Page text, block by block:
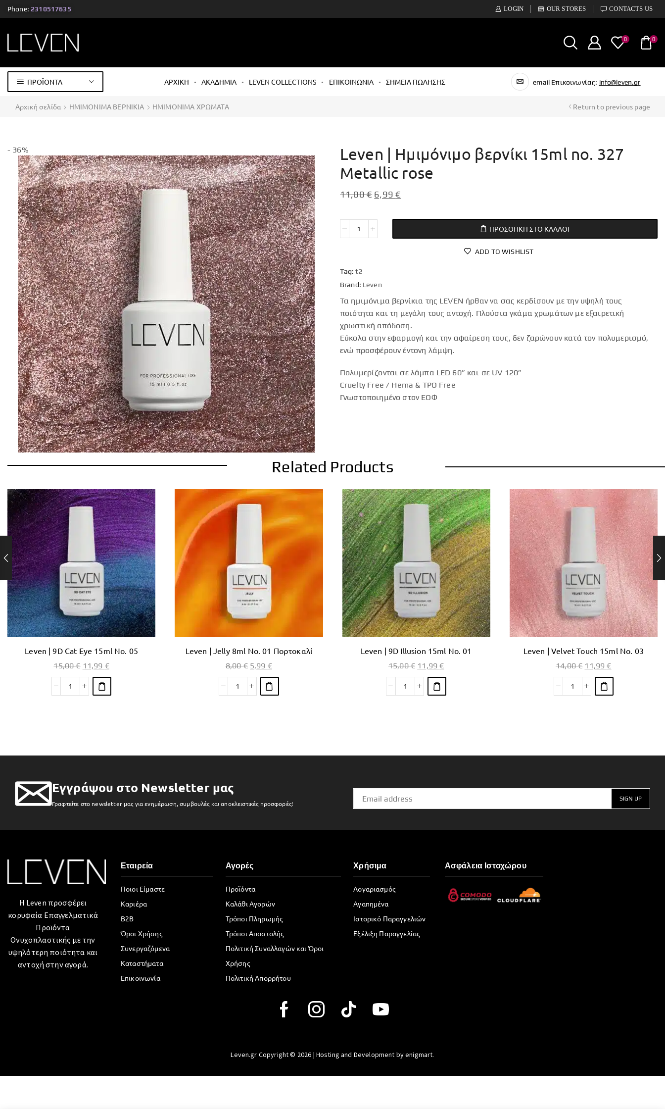
Phone: 2310517635 LOGIN OUR STORES CONTACTS US
0 0
ΠΡΟΪΟΝΤΑ ΑΡΧΙΚΗ ΑΚΑΔΗΜΙΑ LEVEN COLLECTIONS ΕΠΙΚΟΙΝΩΝΙΑ ΣΗΜΕΙΑ ΠΩΛΗΣΗΣ email Επικοινωνίας: info@leven.gr
Αρχική σελίδα ΗΜΙΜΟΝΙΜΑ ΒΕΡΝΙΚΙΑ ΗΜΙΜΟΝΙΜΑ ΧΡΩΜΑΤΑ Return to previous page
- 36%
Leven | Ημιμόνιμο βερνίκι 15ml no. 327
Metallic rose
11,00€ 6,99€
ΠΡΟΣΘΉΚΗ ΣΤΟ ΚΑΛΆΘΙ
ADD TO WISHLIST
Tag: t2
Brand: Leven
Τα ημιμόνιμα βερνίκια της LEVEN ήρθαν να σας κερδίσουν με την υψηλή τους
ποιότητα και τη μεγάλη τους αντοχή. Πλούσια γκάμα χρωμάτων με εξαιρετική
χρωστική απόδοση.
Εύκολα στην εφαρμογή και την αφαίρεση τους, δεν ζαρώνουν κατά τον πολυμερισμό,
ενώ προσφέρουν έντονη λάμψη.
Πολυμερίζονται σε λάμπα LED 60” και σε UV 120”
Cruelty Free / Hema & TPO Free
Γνωστοποιημένο στον ΕΟΦ
Related Products
Leven | 9D Cat Eye 15ml No. 05
15,00€ 11,99 €
Leven | Jelly 8ml No. 01 Πορτοκαλί
8,00€ 5,99 €
Leven | 9D Illusion 15ml No. 01
15,00€ 11,99€
Leven | Velvet Touch 15ml No. 03
14,00€ 11,99€
Εγγράψου στο Newsletter μας
Γραφτείτε στο newsletter μας για ενημέρωση, συμβουλές και αποκλειστικές προσφορές!
Η Leven προσφέρει
κορυφαία Επαγγελματικά
Προϊόντα
Ονυχοπλαστικής με την
υψηλότερη ποιότητα και
αντοχή στην αγορά.
Εταιρεία
Ποιοι Είμαστε
Καριέρα
B2B
Όροι Χρήσης
Συνεργαζόμενα
Καταστήματα
Επικοινωνία
Αγορές
Προϊόντα
Καλάθι Αγορών
Τρόποι Πληρωμής
Τρόποι Αποστολής
Πολιτική Συναλλαγών και Όροι
Χρήσης
Πολιτική Απορρήτου
Χρήσιμα
Λογαριασμός
Αγαπημένα
Ιστορικό Παραγγελιών
Εξέλιξη Παραγγελίας
Ασφάλεια Ιστοχώρου
Leven.gr Copyright © 2026 | Hosting and Development by enigmart.